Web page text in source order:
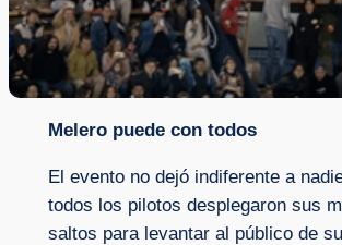
Melero puede con todos
El evento no dejó indiferente a
todos los pilotos desplegaron sus
saltos para levantar al público de